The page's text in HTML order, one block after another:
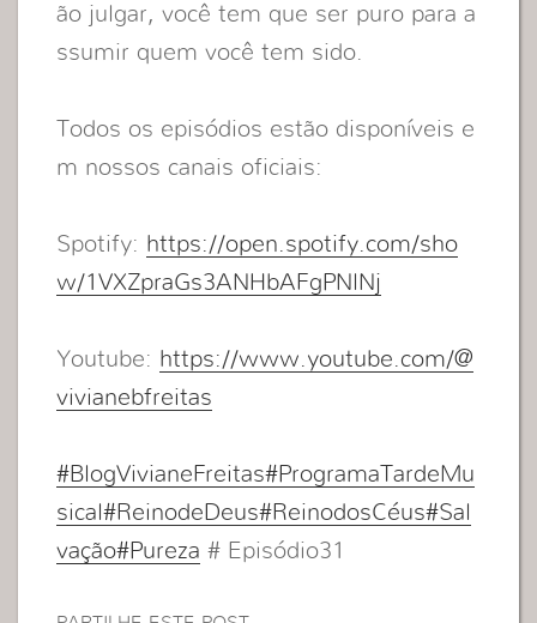
ão julgar, você tem que ser puro para a
ssumir quem você tem sido.
Todos os episódios estão disponíveis e
m nossos canais oficiais:
Spotify: https://open.spotify.com/sho
w/1VXZpraGs3ANHbAFgPNlNj
Youtube: https://www.youtube.com/@
vivianebfreitas
#BlogVivianeFreitas#ProgramaTardeMu
sical#ReinodeDeus#ReinodosCéus#Sal
vação#Pureza # Episódio31